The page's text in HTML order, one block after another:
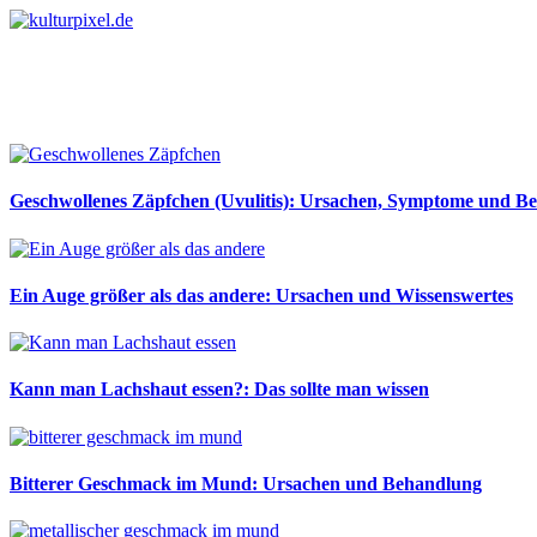
Geschwollenes Zäpfchen (Uvulitis): Ursachen, Symptome und
Ein Auge größer als das andere: Ursachen und Wissenswertes
Kann man Lachshaut essen?: Das sollte man wissen
Bitterer Geschmack im Mund: Ursachen und Behandlung